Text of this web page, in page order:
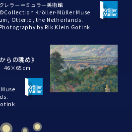
クレラー＝ミュラー美術館
©Collection Kröller-Müller Muse
um, Otterlo, the Netherlands.
Photography by Rik Klein Gotink
らの眺め》
46×65cm